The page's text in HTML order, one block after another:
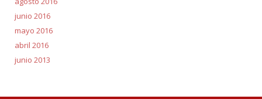
junio 2016
mayo 2016
abril 2016
junio 2013